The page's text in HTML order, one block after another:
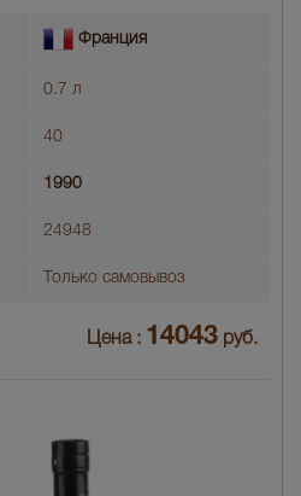
Франция
0.7 л
40
1990
24948
Только самовывоз
Цена : 14043 руб.